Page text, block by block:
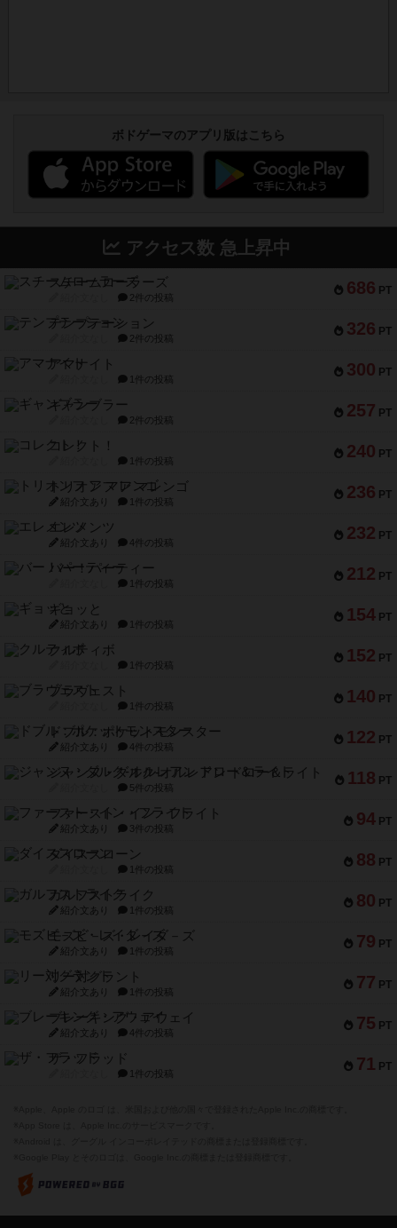
ボドゲーマのアプリ版はこちら
アクセス数 急上昇中
686 PT
スチームローラーズ
2件の投稿
326 PT
テンプテーション
2件の投稿
300 PT
アマナイト
1件の投稿
257 PT
ギャンブラー
2件の投稿
240 PT
コレクト！
1件の投稿
236 PT
トリオンフ ア マレンゴ
紹介文あり 1件の投稿
232 PT
エレメンツ
紹介文あり 4件の投稿
212 PT
バー！パーティー
1件の投稿
154 PT
ギョッと
紹介文あり 1件の投稿
152 PT
クルティボ
1件の投稿
140 PT
ブラヴェスト
1件の投稿
122 PT
ドブル：ポケットモンスター
紹介文あり 4件の投稿
118 PT
ジャンヌ・ダルク-オルレアン ドロー＆ライト
5件の投稿
94 PT
ファースト・イン・フライト
紹介文あり 3件の投稿
88 PT
ダイススローン
1件の投稿
80 PT
ガルフストライク
紹介文あり 1件の投稿
79 PT
モズビ－ズ・レイダ－ズ
紹介文あり 1件の投稿
77 PT
リー対グラント
紹介文あり 1件の投稿
75 PT
ブレーキング・アウェイ
紹介文あり 4件の投稿
71 PT
ザ・フラッド
1件の投稿